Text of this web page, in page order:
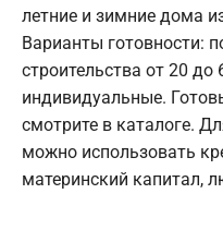
летние и зимние дома
Варианты готовности:
строительства от 20
индивидуальные.
смотрите в каталоге.
можно использовать
материнский капитал,